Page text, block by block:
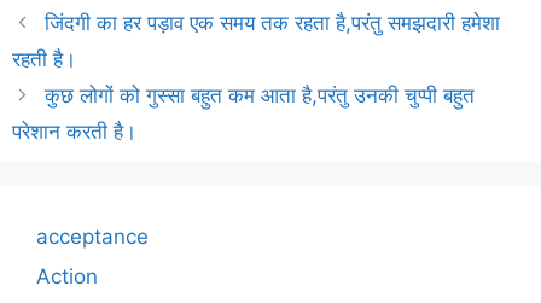
जिंदगी का हर पड़ाव एक समय तक रहता है,परंतु समझदारी हमेशा
रहती है।
कुछ लोगों को गुस्सा बहुत कम आता है,परंतु उनकी चुप्पी बहुत
परेशान करती है।
acceptance
Action